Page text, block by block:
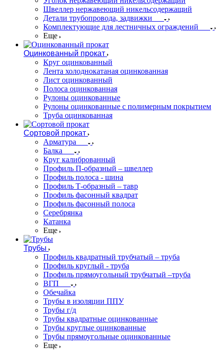
Швеллер нержавеющий никельсодержащий
Детали трубопровода, задвижки
Комплектующие для лестничных ограждений
Еще
Оцинкованный прокат
Круг оцинкованный
Лента холоднокатаная оцинкованная
Лист оцинкованный
Полоса оцинкованная
Рулоны оцинкованные
Рулоны оцинкованные с полимерным покрытием
Труба оцинкованная
Сортовой прокат
Арматура
Балка
Круг калиброванный
Профиль П-образный – швеллер
Профиль полоса - шина
Профиль Т-образный – тавр
Профиль фасонный квадрат
Профиль фасонный полоса
Серебрянка
Катанка
Еще
Трубы
Профиль квадратный трубчатый – труба
Профиль круглый - труба
Профиль прямоугольный трубчатый –труба
ВГП
Обечайка
Трубы в изоляции ППУ
Трубы г/д
Трубы квадратные оцинкованные
Трубы круглые оцинкованные
Трубы прямоугольные оцинкованные
Еще